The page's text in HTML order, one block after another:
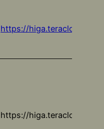
https://higa.teracloud.jp/
https://higa.teracloud.jp/